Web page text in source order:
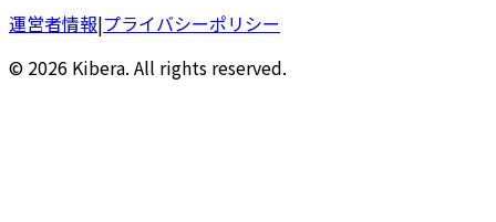
運営者情報|プライバシーポリシー
© 2026 Kibera. All rights reserved.